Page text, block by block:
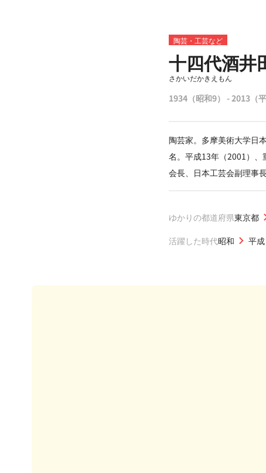
陶芸・工芸など
十四代酒井
さかいだかきえもん
1934（昭和9） - 2013（平
陶芸家。多摩美術大学日
名。平成13年（2001）、
会長、日本工芸会副理事
ゆかりの都道府県東京都
活躍した時代昭和 平成